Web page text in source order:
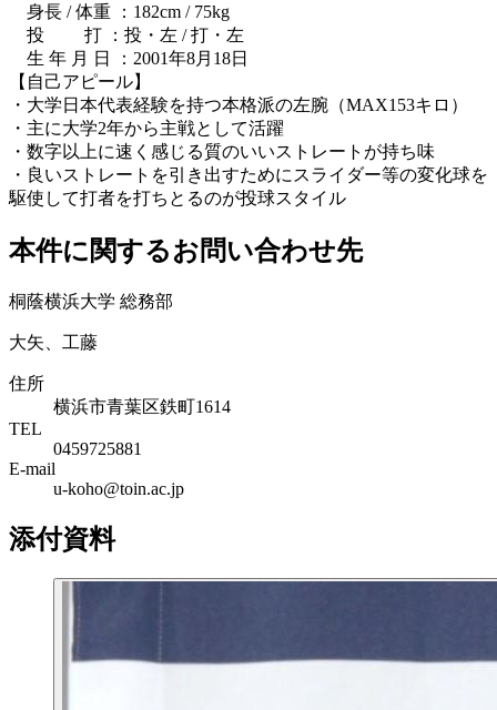
身長 / 体重 ：182cm / 75kg
投 打 ：投・左 / 打・左
生 年 月 日 ：2001年8月18日
【自己アピール】
・大学日本代表経験を持つ本格派の左腕（MAX153キロ）
・主に大学2年から主戦として活躍
・数字以上に速く感じる質のいいストレートが持ち味
・良いストレートを引き出すためにスライダー等の変化球を
駆使して打者を打ちとるのが投球スタイル
本件に関するお問い合わせ先
桐蔭横浜大学 総務部
大矢、工藤
住所
横浜市青葉区鉄町1614
TEL
0459725881
E-mail
u-koho@toin.ac.jp
添付資料